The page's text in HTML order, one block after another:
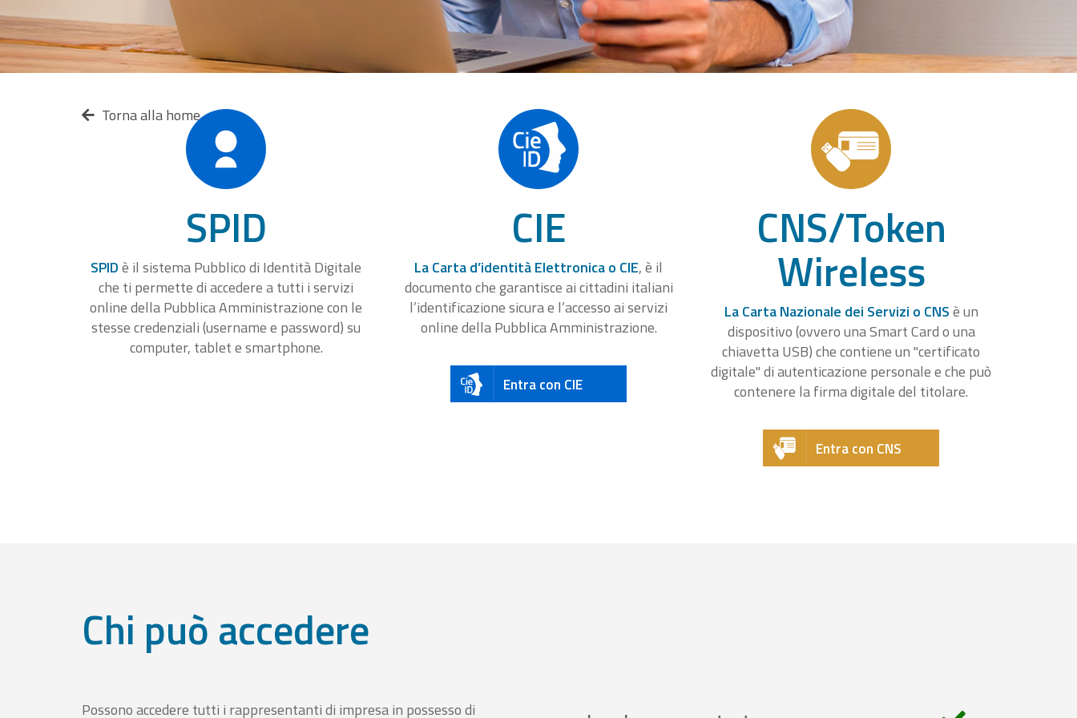
Torna alla home
SPID
SPIDè il sistema Pubblico di Identità Digitale
che ti permette di accedere a tutti i servizi
online della Pubblica Amministrazione con le
stesse credenziali (username e password) su
computer, tablet e smartphone.
CIE
La Carta d’identità Elettronica o CIE, è il
documento che garantisce ai cittadini italiani
l’identificazione sicura e l’accesso ai servizi
online della Pubblica Amministrazione.
Entra con CIE
CNS/Token
Wireless
La Carta Nazionale dei Servizi o CNSè un
dispositivo (ovvero una Smart Card o una
chiavetta USB) che contiene un "certificato
digitale" di autenticazione personale e che può
contenere la firma digitale del titolare.
Entra con CNS
Chi può accedere
Possono accedere tutti i rappresentanti di impresa in possesso di